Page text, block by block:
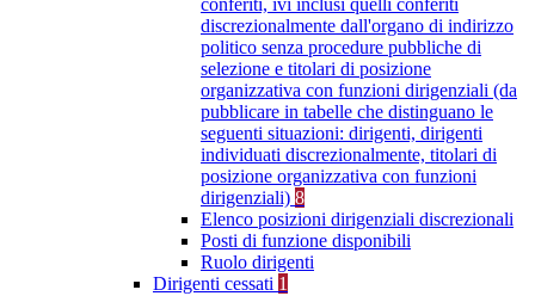
conferiti, ivi inclusi quelli conferiti
discrezionalmente dall'organo di indirizzo
politico senza procedure pubbliche di
selezione e titolari di posizione
organizzativa con funzioni dirigenziali (da
pubblicare in tabelle che distinguano le
seguenti situazioni: dirigenti, dirigenti
individuati discrezionalmente, titolari di
posizione organizzativa con funzioni
dirigenziali) 8
Elenco posizioni dirigenziali discrezionali
Posti di funzione disponibili
Ruolo dirigenti
Dirigenti cessati 1